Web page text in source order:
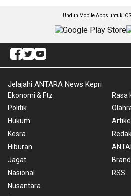
Unduh Mobile Apps untuk
Jelajahi ANTARA News Kepri
Ekonomi & Ftz
Politik
Hukum
Kesra
Hiburan
Jagat
Nasional
Nusantara
Rasa
Artikel
RSS